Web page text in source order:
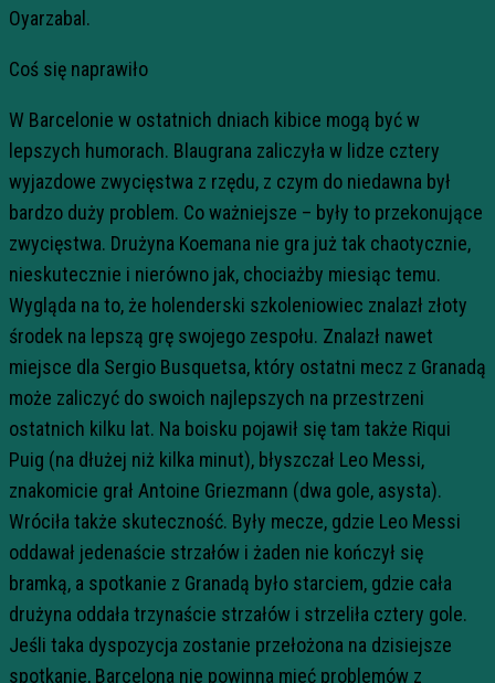
Oyarzabal.
Coś się naprawiło
W Barcelonie w ostatnich dniach kibice mogą być w
lepszych humorach. Blaugrana zaliczyła w lidze cztery
wyjazdowe zwycięstwa z rzędu, z czym do niedawna był
bardzo duży problem. Co ważniejsze – były to przekonujące
zwycięstwa. Drużyna Koemana nie gra już tak chaotycznie,
nieskutecznie i nierówno jak, chociażby miesiąc temu.
Wygląda na to, że holenderski szkoleniowiec znalazł złoty
środek na lepszą grę swojego zespołu. Znalazł nawet
miejsce dla Sergio Busquetsa, który ostatni mecz z Granadą
może zaliczyć do swoich najlepszych na przestrzeni
ostatnich kilku lat. Na boisku pojawił się tam także Riqui
Puig (na dłużej niż kilka minut), błyszczał Leo Messi,
znakomicie grał Antoine Griezmann (dwa gole, asysta).
Wróciła także skuteczność. Były mecze, gdzie Leo Messi
oddawał jedenaście strzałów i żaden nie kończył się
bramką, a spotkanie z Granadą było starciem, gdzie cała
drużyna oddała trzynaście strzałów i strzeliła cztery gole.
Jeśli taka dyspozycja zostanie przełożona na dzisiejsze
spotkanie, Barcelona nie powinna mieć problemów z